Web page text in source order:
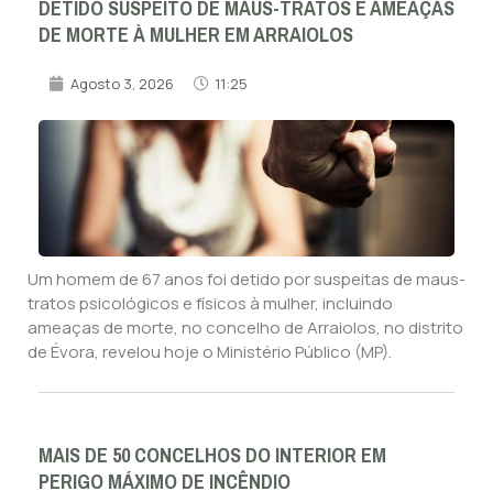
DETIDO SUSPEITO DE MAUS-TRATOS E AMEAÇAS
DE MORTE À MULHER EM ARRAIOLOS
Agosto 3, 2026 11:25
Um homem de 67 anos foi detido por suspeitas de maus-
tratos psicológicos e físicos à mulher, incluindo
ameaças de morte, no concelho de Arraiolos, no distrito
de Évora, revelou hoje o Ministério Público (MP).
MAIS DE 50 CONCELHOS DO INTERIOR EM
PERIGO MÁXIMO DE INCÊNDIO